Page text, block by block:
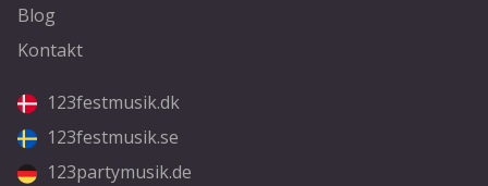
Blog
Kontakt
123festmusik.dk
123festmusik.se
123partymusik.de